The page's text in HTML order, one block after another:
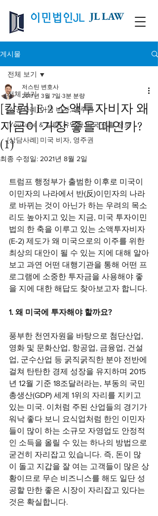
이민법인JL JL LAW
게시물
전체 보기
[성공사례] 미국 비자, 영주권
[YouTube & 칼럼] 유익한 미국 생활 정보
[상담사례] 미국 비자, 영주권
전체 보기
[칼럼] E-2 소액투자비자 왜
지금이 가장 좋을 때인가?
(1)
저스틴 변호사
2017년 3월 7일 3분 분량
최종 수정일: 2021년 8월 2일
트럼프 행정부가 출범한 이후로 미국이
이민자의 나라에서 반(反)이민자의 나라
로 바뀌는 것이 아닌가 하는 우려의 목소
리도 높아지고 있는 지금, 미국 투자이민
법의 한 축을 이루고 있는 소액투자비자
(E-2) 제도가 왜 미국으로의 이주를 위한
최상의 대안이 될 수 있는 지에 대해 알아
보고 과연 어떤 대행기관을 통해 어떤 프
로그램에 소중한 투자금을 사용해야 좋
을 지에 대한 해답도 찾아보고자 합니다.
1. 왜 미국에 투자해야 할까요?
풍부한 천연자원을 바탕으로 첨단산업,
영화 및 문화산업, 항공업, 금융업, 건설
업, 군수산업 등 굵직굵직한 분야 전반에
걸쳐 탄탄한 경제 성장을 유지하며 2015
년 12월 기준 18조달러라는, 부동의 국민
총생산(GDP) 세계 1위의 자리를 지키고
있는 미국. 이처럼 주된 산업들의 경기가
워낙 좋다 보니 요식업처럼 한인 이민자
들이 많이 하는 소규모 자영업도 안정적
인 소득을 올릴 수 있는 하나의 방법으로
굳건히 자리잡고 있습니다. 즉, 돈이 많
이 돌고 지갑을 잘 여는 고객들이 많은 상
황이므로 무슨 비즈니스를 해도 일단 성
공할 만한 좋은 시장이 자리잡고 있다는
것은 확실합니다.